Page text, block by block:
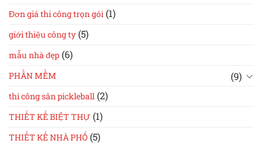
Đơn giá thi công trọn gói (1)
giới thiệu công ty (5)
mẫu nhà đẹp (6)
PHẦN MỀM (9)
thi công sân pickleball (2)
THIẾT KẾ BIỆT THỰ (1)
THIẾT KẾ NHÀ PHỐ (5)